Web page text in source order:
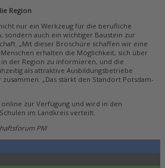
Region
nur ein Werkzeug für die berufliche
sondern auch ein wichtiger Baustein zur
„Mit dieser Broschüre schaffen wir eine
erhalten die Möglichkeit, sich über
der Region zu informieren, und die
als attraktive Ausbildungsbetriebe
„Das stärkt den Standort Potsdam-
zur Verfügung und wird in den
im Landkreis verteilt.
PM